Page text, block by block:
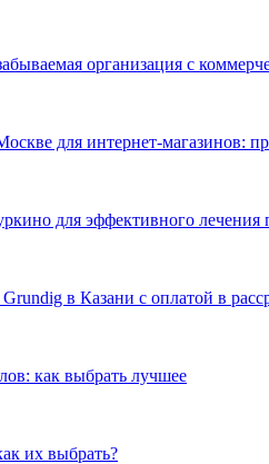
организация с
для интернет-магазинов:
для эффективного лечения
в Казани с оплатой в
как выбрать лучшее
их выбрать?